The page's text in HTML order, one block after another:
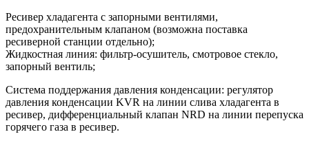
Ресивер хладагента с запорными вентилями,
предохранительным клапаном (возможна поставка
ресиверной станции отдельно);
Жидкостная линия: фильтр-осушитель, смотровое стекло,
запорный вентиль;
Система поддержания давления конденсации: регулятор
давления конденсации KVR на линии слива хладагента в
ресивер, дифференциальный клапан NRD на линии перепуска
горячего газа в ресивер.